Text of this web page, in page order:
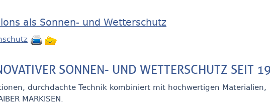
als Sonnen- und Wetterschutz
SONNEN- UND WETTERSCHUTZ SEIT
durchdachte Technik kombiniert mit hochwertigen Materialien,
MARKISEN.